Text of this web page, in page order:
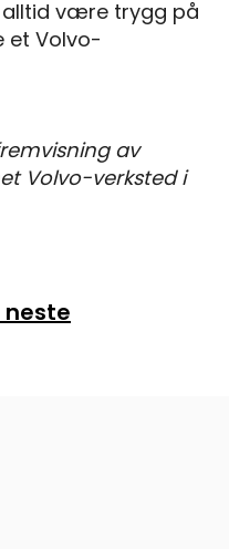
alltid være trygg på
et Volvo-
av
Volvo-verksted i
neste